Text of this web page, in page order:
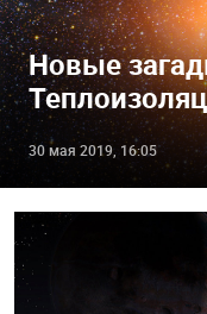
Новые
30 мая 2019, 16:05